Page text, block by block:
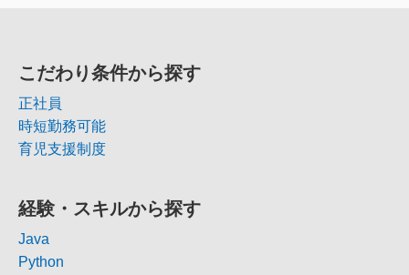
こだわり条件から探す
正社員
時短勤務可能
育児支援制度
経験・スキルから探す
Java
Python